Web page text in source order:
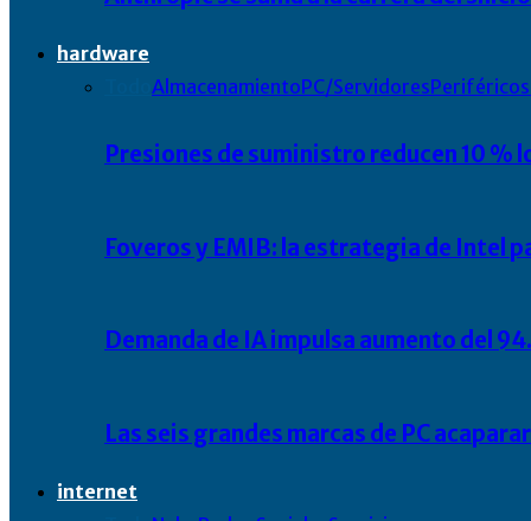
hardware
AlmacenamientoPC/ServidoresPeriféricos
Presiones de suministro reducen 10
Foveros y EMIB: la estrategia de Intel
Demanda de IA impulsa aumento del
Las seis grandes marcas de PC
internet